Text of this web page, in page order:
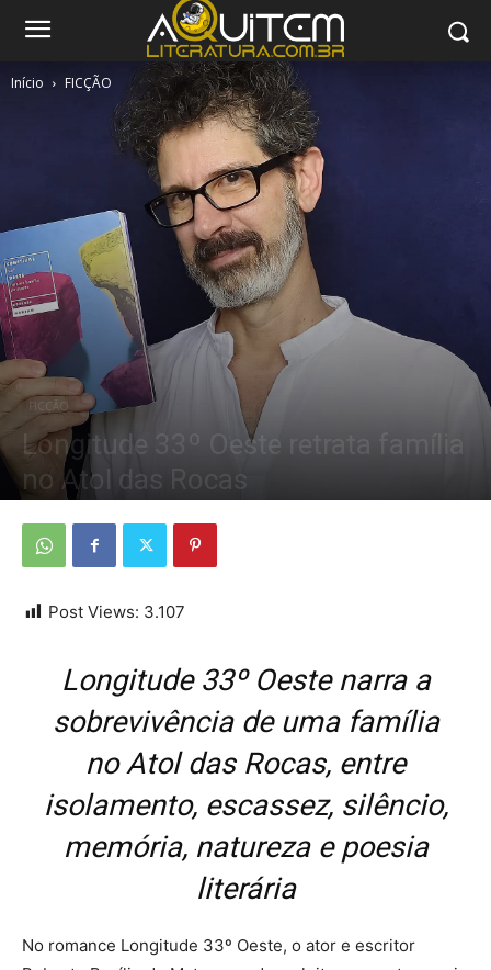
Início FICÇÃO
FICÇÃO
Longitude 33º Oeste retrata família
no Atol das Rocas
Post Views: 3.107
Longitude 33º Oeste narra a
sobrevivência de uma família
no Atol das Rocas, entre
isolamento, escassez, silêncio,
memória, natureza e poesia
literária
No romance Longitude 33º Oeste, o ator e escritor